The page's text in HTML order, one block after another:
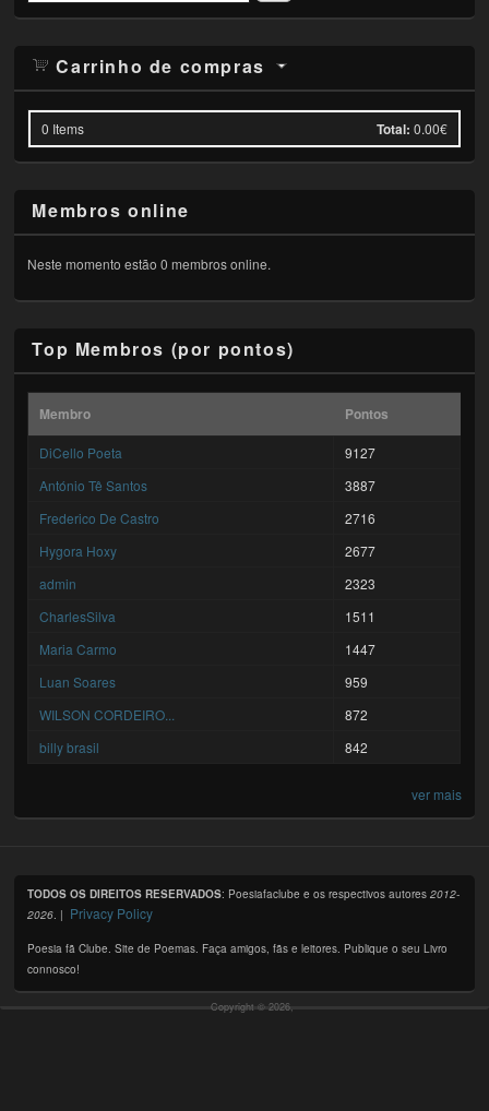
Carrinho de compras
0 Items Total: 0.00€
Membros online
Neste momento estão 0 membros online.
Top Membros (por pontos)
Membro Pontos
DiCello Poeta
9127
António Tê Santos
3887
Frederico De Castro
2716
Hygora Hoxy
2677
admin
2323
CharlesSilva
1511
Maria Carmo
1447
Luan Soares
959
WILSON CORDEIRO...
872
billy brasil
842
ver mais
TODOS OS DIREITOS RESERVADOS: Poesiafaclube e os respectivos autores2012-
2026. | Privacy Policy
Poesia fã Clube. Site de Poemas. Faça amigos, fãs e leitores. Publique o seu Livro
connosco!
Copyright © 2026,